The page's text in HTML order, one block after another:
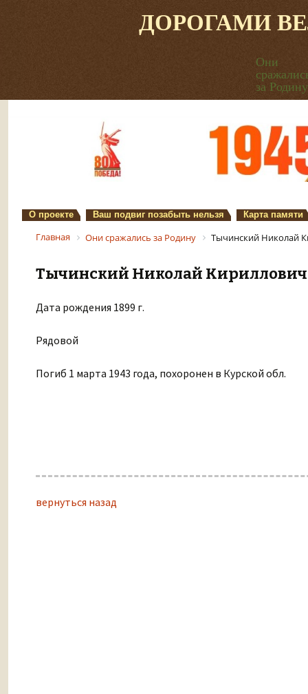
ДОРОГАМИ
Они
за Родину
О проекте Ваш подвиг позабыть нельзя Карта памяти
Главная Они сражались за Родину Тычинский Николай
Тычинский Николай Кириллович
Дата рождения 1899 г.
Рядовой
Погиб 1 марта 1943 года, похоронен в Курской обл.
вернуться назад